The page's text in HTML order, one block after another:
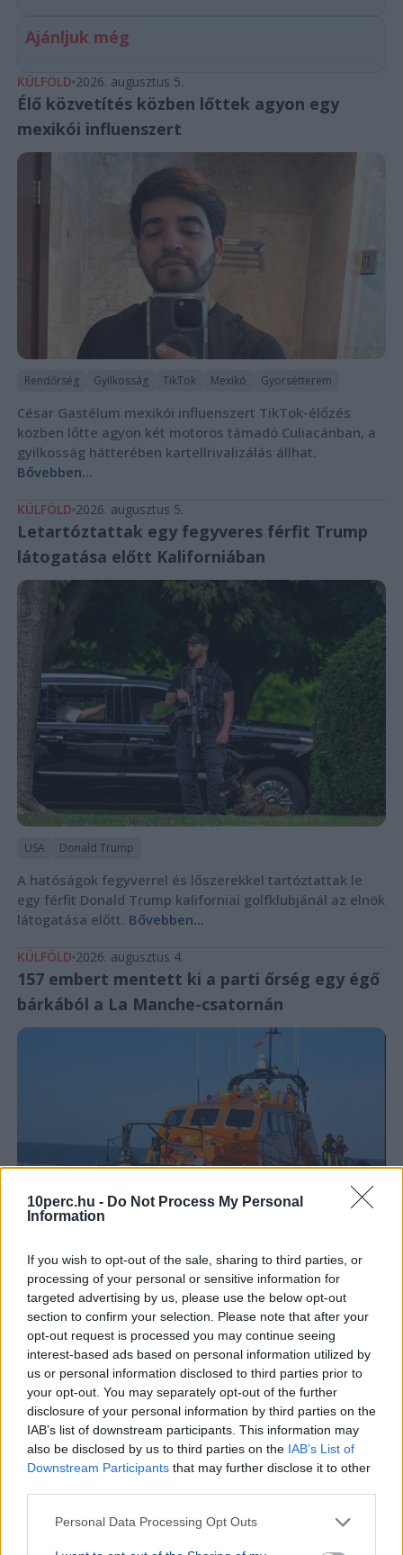
10perc.hu - Do Not Process My Personal
Information
If you wish to opt-out of the sale, sharing to third parties, or
processing of your personal or sensitive information for
targeted advertising by us, please use the below opt-out
section to confirm your selection. Please note that after your
opt-out request is processed you may continue seeing
interest-based ads based on personal information utilized by
us or personal information disclosed to third parties prior to
your opt-out. You may separately opt-out of the further
disclosure of your personal information by third parties on the
IAB’s list of downstream participants. This information may
also be disclosed by us to third parties on the IAB’s List of
Downstream Participants that may further disclose it to other
Personal Data Processing Opt Outs
Ajánljuk még
KÜLFÖLD 2026. augusztus 5.
Élő közvetítés közben lőttek agyon egy
mexikói influenszert
Rendőrség Gyilkosság TikTok Mexikó Gyorsétterem
César Gastélum mexikói influenszert TikTok-élőzés
közben lőtte agyon két motoros támadó Culiacánban, a
gyilkosság hátterében kartellrivalizálás állhat.
Bővebben...
KÜLFÖLD 2026. augusztus 5.
Letartóztattak egy fegyveres férfit Trump
látogatása előtt Kaliforniában
USA Donald Trump
A hatóságok fegyverrel és lőszerekkel tartóztattak le
egy férfit Donald Trump kaliforniai golfklubjánál az elnök
látogatása előtt. Bővebben...
KÜLFÖLD 2026. augusztus 4.
157 embert mentett ki a parti őrség egy égő
bárkából a La Manche-csatornán
Baleset Párizs London Migráció
Kigyulladt egy illegális bevándorlókat szállító bárka a La
Manche-csatornán, a francia és brit parti őrség 157
embert mentett ki a vízből.Bővebben...
Politika